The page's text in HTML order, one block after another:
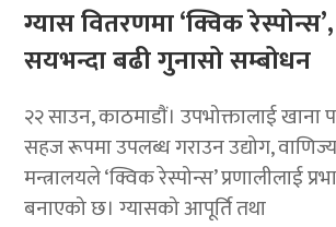
ग्यास वितरणमा ‘क्विक
सयभन्दा बढी गुनासो सम्बोधन
२२ साउन, काठमाडाैं। उपभोक्तालाई खाना
सहज रूपमा उपलब्ध गराउन उद्योग,
मन्त्रालयले ‘क्विक रेस्पोन्स’ प्रणालीलाई
बनाएको छ। ग्यासको आपूर्ति तथा